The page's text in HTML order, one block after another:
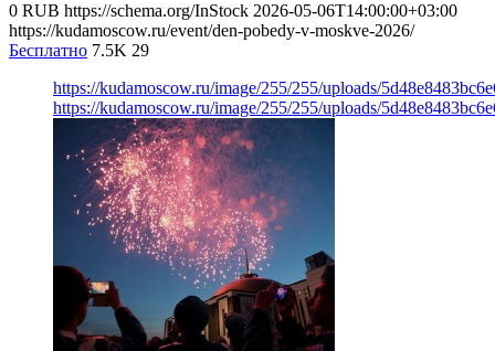
0 RUB https://schema.org/InStock 2026-05-06T14:00:00+03:00
https://kudamoscow.ru/event/den-pobedy-v-moskve-2026/
Бесплатно 7.5K 29
https://kudamoscow.ru/image/255/255/uploads/
https://kudamoscow.ru/image/255/255/uploads/